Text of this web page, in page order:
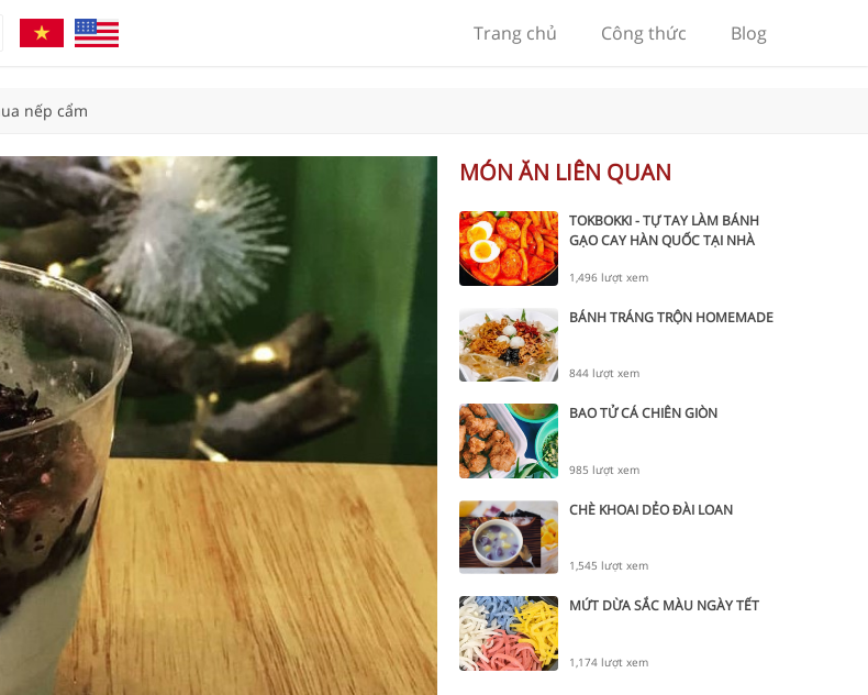
Trang chủ Công thức Blog
nếp cẩm
MÓN ĂN LIÊN QUAN
TOKBOKKI - TỰ TAY LÀM BÁNH
GẠO CAY HÀN QUỐC TẠI NHÀ
1,496 lượt xem
BÁNH TRÁNG TRỘN HOMEMADE
844 lượt xem
BAO TỬ CÁ CHIÊN GIÒN
985 lượt xem
CHÈ KHOAI DẺO ĐÀI LOAN
1,545 lượt xem
MỨT DỪA SẮC MÀU NGÀY TẾT
1,174 lượt xem